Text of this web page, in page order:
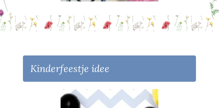
Kinderfeestje idee